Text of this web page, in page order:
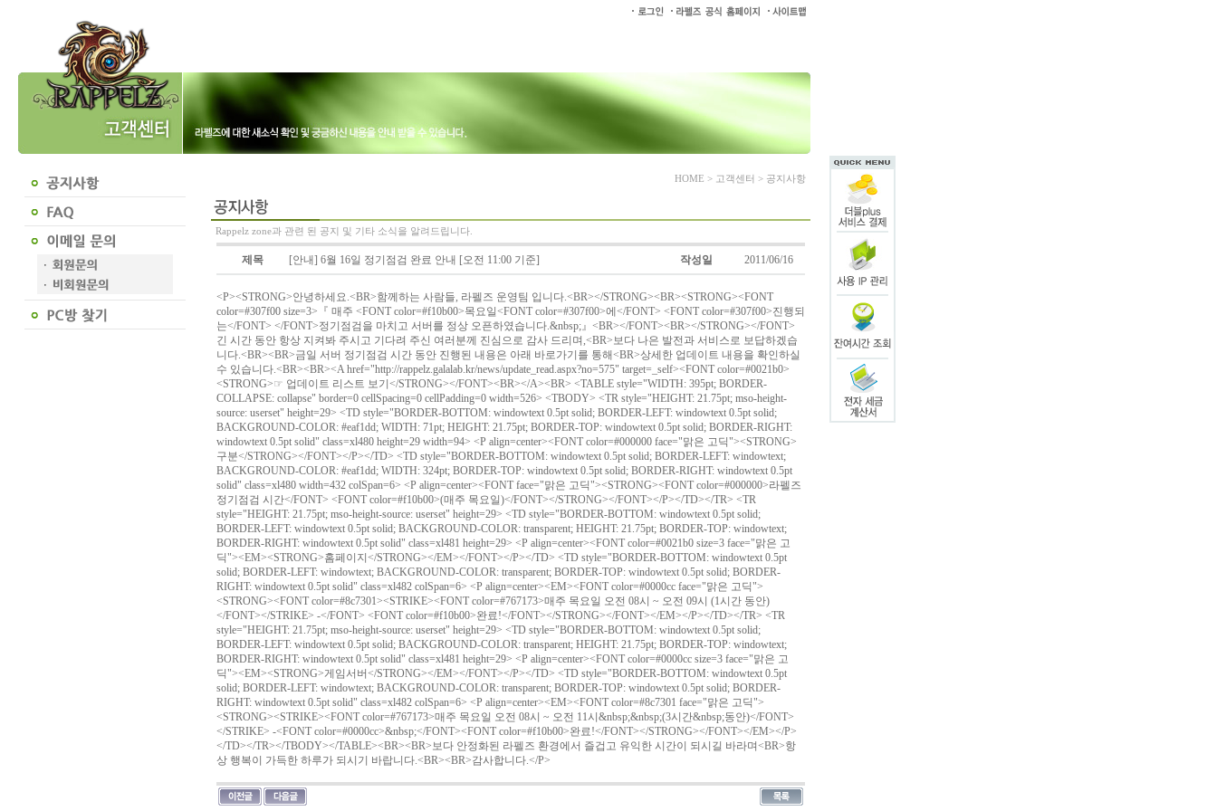
HOME > 고객센터 > 공지사항
Rappelz zone과 관련 된 공지 및 기타 소식을 알려드립니다.
제목 [안내] 6월 16일 정기점검 완료 안내 [오전 11:00 기준] 작성일 2011/06/16
<P><STRONG>안녕하세요.<BR>함께하는 사람들, 라펠즈 운영팀 입니다.<BR></STRONG><BR><STRONG><FONT
color=#307f00 size=3>『 매주 <FONT color=#f10b00>목요일<FONT color=#307f00>에</FONT> <FONT color=#307f00>진행되
는</FONT> </FONT>정기점검을 마치고 서버를 정상 오픈하였습니다.&nbsp;』<BR></FONT><BR></STRONG></FONT>
긴 시간 동안 항상 지켜봐 주시고 기다려 주신 여러분께 진심으로 감사 드리며,<BR>보다 나은 발전과 서비스로 보답하겠습
니다.<BR><BR>금일 서버 정기점검 시간 동안 진행된 내용은 아래 바로가기를 통해<BR>상세한 업데이트 내용을 확인하실
수 있습니다.<BR><BR><A href="http://rappelz.galalab.kr/news/update_read.aspx?no=575" target=_self><FONT color=#0021b0>
<STRONG>☞ 업데이트 리스트 보기</STRONG></FONT><BR></A><BR> <TABLE style="WIDTH: 395pt; BORDER-
COLLAPSE: collapse" border=0 cellSpacing=0 cellPadding=0 width=526> <TBODY> <TR style="HEIGHT: 21.75pt; mso-height-
source: userset" height=29> <TD style="BORDER-BOTTOM: windowtext 0.5pt solid; BORDER-LEFT: windowtext 0.5pt solid;
BACKGROUND-COLOR: #eaf1dd; WIDTH: 71pt; HEIGHT: 21.75pt; BORDER-TOP: windowtext 0.5pt solid; BORDER-RIGHT:
windowtext 0.5pt solid" class=xl480 height=29 width=94> <P align=center><FONT color=#000000 face="맑은 고딕"><STRONG>
구분</STRONG></FONT></P></TD> <TD style="BORDER-BOTTOM: windowtext 0.5pt solid; BORDER-LEFT: windowtext;
BACKGROUND-COLOR: #eaf1dd; WIDTH: 324pt; BORDER-TOP: windowtext 0.5pt solid; BORDER-RIGHT: windowtext 0.5pt
solid" class=xl480 width=432 colSpan=6> <P align=center><FONT face="맑은 고딕"><STRONG><FONT color=#000000>라펠즈
정기점검 시간</FONT> <FONT color=#f10b00>(매주 목요일)</FONT></STRONG></FONT></P></TD></TR> <TR
style="HEIGHT: 21.75pt; mso-height-source: userset" height=29> <TD style="BORDER-BOTTOM: windowtext 0.5pt solid;
BORDER-LEFT: windowtext 0.5pt solid; BACKGROUND-COLOR: transparent; HEIGHT: 21.75pt; BORDER-TOP: windowtext;
BORDER-RIGHT: windowtext 0.5pt solid" class=xl481 height=29> <P align=center><FONT color=#0021b0 size=3 face="맑은 고
딕"><EM><STRONG>홈페이지</STRONG></EM></FONT></P></TD> <TD style="BORDER-BOTTOM: windowtext 0.5pt
solid; BORDER-LEFT: windowtext; BACKGROUND-COLOR: transparent; BORDER-TOP: windowtext 0.5pt solid; BORDER-
RIGHT: windowtext 0.5pt solid" class=xl482 colSpan=6> <P align=center><EM><FONT color=#0000cc face="맑은 고딕">
<STRONG><FONT color=#8c7301><STRIKE><FONT color=#767173>매주 목요일 오전 08시 ~ 오전 09시 (1시간 동안)
</FONT></STRIKE> -</FONT> <FONT color=#f10b00>완료!</FONT></STRONG></FONT></EM></P></TD></TR> <TR
style="HEIGHT: 21.75pt; mso-height-source: userset" height=29> <TD style="BORDER-BOTTOM: windowtext 0.5pt solid;
BORDER-LEFT: windowtext 0.5pt solid; BACKGROUND-COLOR: transparent; HEIGHT: 21.75pt; BORDER-TOP: windowtext;
BORDER-RIGHT: windowtext 0.5pt solid" class=xl481 height=29> <P align=center><FONT color=#0000cc size=3 face="맑은 고
딕"><EM><STRONG>게임서버</STRONG></EM></FONT></P></TD> <TD style="BORDER-BOTTOM: windowtext 0.5pt
solid; BORDER-LEFT: windowtext; BACKGROUND-COLOR: transparent; BORDER-TOP: windowtext 0.5pt solid; BORDER-
RIGHT: windowtext 0.5pt solid" class=xl482 colSpan=6> <P align=center><EM><FONT color=#8c7301 face="맑은 고딕">
<STRONG><STRIKE><FONT color=#767173>매주 목요일 오전 08시 ~ 오전 11시&nbsp;&nbsp;(3시간&nbsp;동안)</FONT>
</STRIKE> -<FONT color=#0000cc>&nbsp;</FONT><FONT color=#f10b00>완료!</FONT></STRONG></FONT></EM></P>
</TD></TR></TBODY></TABLE><BR><BR>보다 안정화된 라펠즈 환경에서 즐겁고 유익한 시간이 되시길 바라며<BR>항
상 행복이 가득한 하루가 되시기 바랍니다.<BR><BR>감사합니다.</P>